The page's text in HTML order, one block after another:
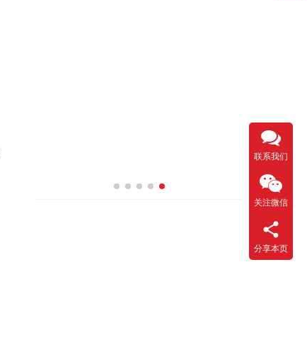
联系我们
关注微信
分享本页